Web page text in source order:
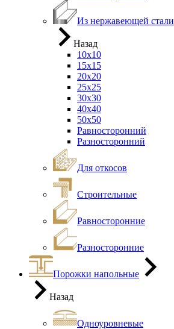
Из нержавеющей стали
Назад
10х10
15х15
20х20
25х25
30х30
40х40
50х50
Равносторонний
Разносторонний
Для откосов
Строительные
Равносторонние
Разносторонние
Порожки напольные
Назад
Одноуровневые